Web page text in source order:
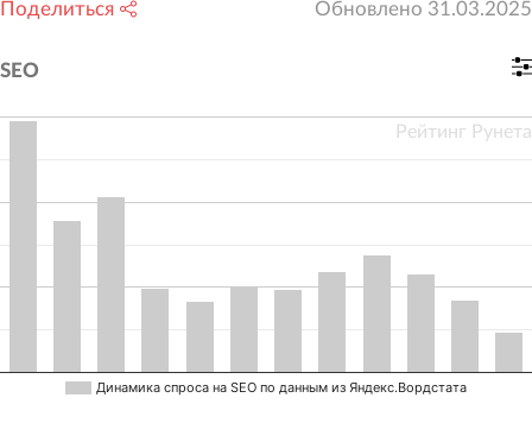
Поделиться Обновлено 31.03.2025
SEO
Динамика спроса на SEO по данным из Яндекс.Вордстата
Рейтинг Рунета